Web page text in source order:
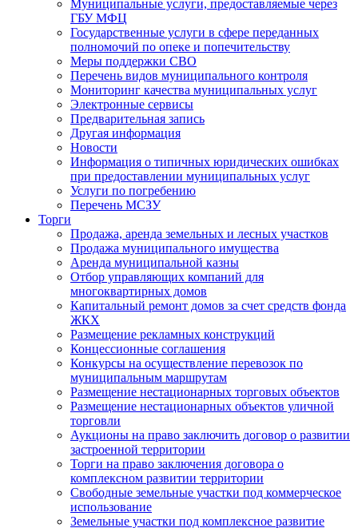
Муниципальные услуги, предоставляемые через
ГБУ МФЦ
Государственные услуги в сфере переданных
полномочий по опеке и попечительству
Меры поддержки СВО
Перечень видов муниципального контроля
Мониторинг качества муниципальных услуг
Электронные сервисы
Предварительная запись
Другая информация
Новости
Информация о типичных юридических ошибках
при предоставлении муниципальных услуг
Услуги по погребению
Перечень МСЗУ
Торги
Продажа, аренда земельных и лесных участков
Продажа муниципального имущества
Аренда муниципальной казны
Отбор управляющих компаний для
многоквартирных домов
Капитальный ремонт домов за счет средств фонда
ЖКХ
Размещение рекламных конструкций
Концессионные соглашения
Конкурсы на осуществление перевозок по
муниципальным маршрутам
Размещение нестационарных торговых объектов
Размещение нестационарных объектов уличной
торговли
Аукционы на право заключить договор о развитии
застроенной территории
Торги на право заключения договора о
комплексном развитии территории
Свободные земельные участки под коммерческое
использование
Земельные участки под комплексное развитие